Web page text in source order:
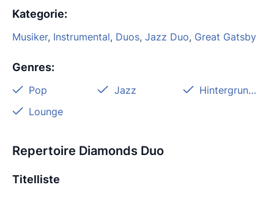
Kategorie:
Musiker, Instrumental, Duos, Jazz Duo, Great Gatsby
Genres:
Pop Jazz
Hintergrundmusik
Lounge
Repertoire Diamonds Duo
Titelliste